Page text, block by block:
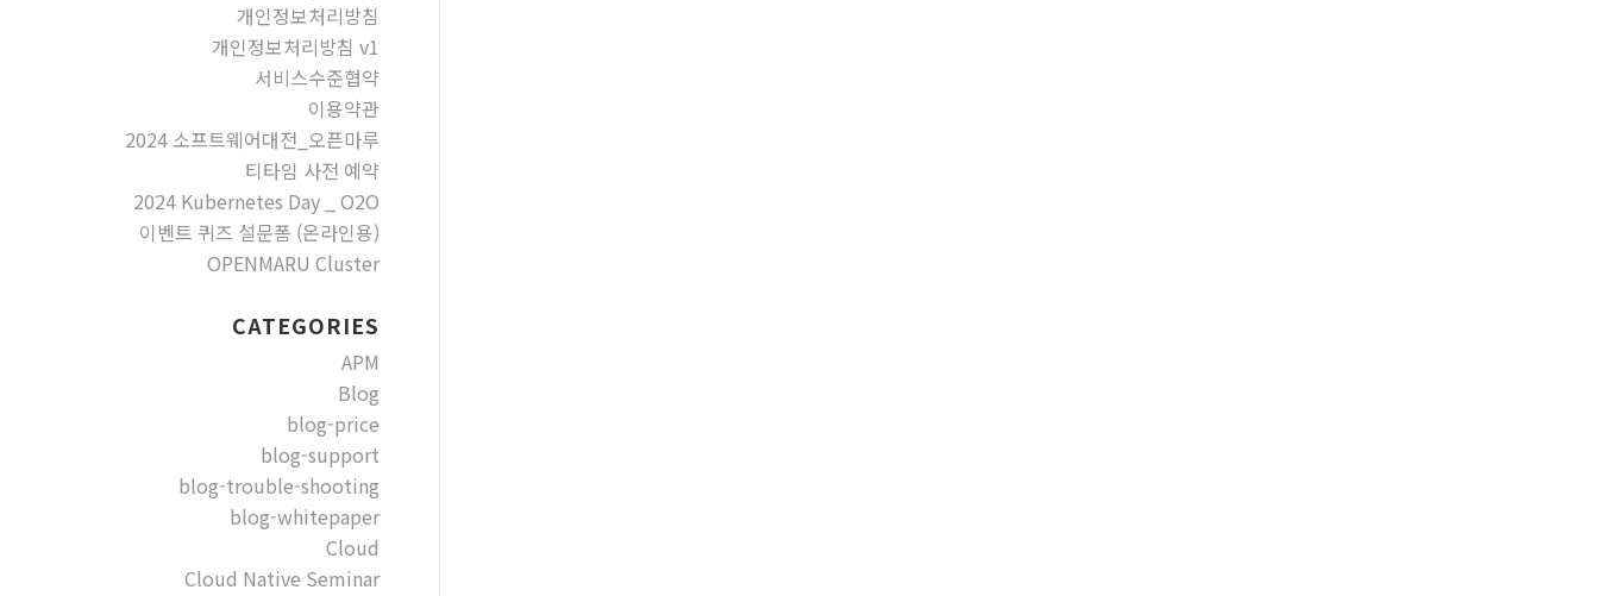
개인정보처리방침
개인정보처리방침 v1
서비스수준협약
이용약관
2024 소프트웨어대전_오픈마루
티타임 사전 예약
2024 Kubernetes Day _ O2O
이벤트 퀴즈 설문폼 (온라인용)
OPENMARU Cluster
CATEGORIES
APM
Blog
blog-price
blog-support
blog-trouble-shooting
blog-whitepaper
Cloud
Cloud Native Seminar